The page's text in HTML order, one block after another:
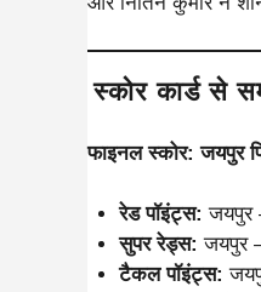
स्कोर कार्ड से
फाइनल स्कोर: जयपुर
रेड पॉइंट्स: जयपुर
सुपर रेड्स: जयपुर
टैकल पॉइंट्स: